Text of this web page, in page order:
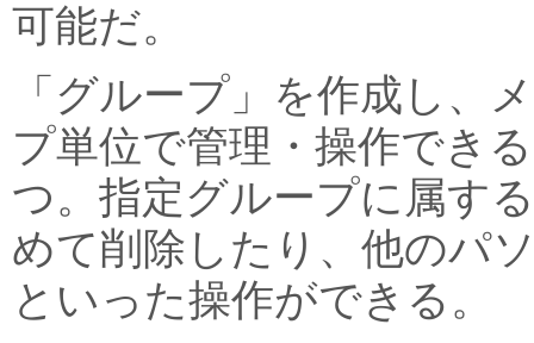
可能だ。
「グループ」を作成し、
プ単位で管理・操作でき
つ。指定グループに属す
めて削除したり、他のパ
といった操作ができる。